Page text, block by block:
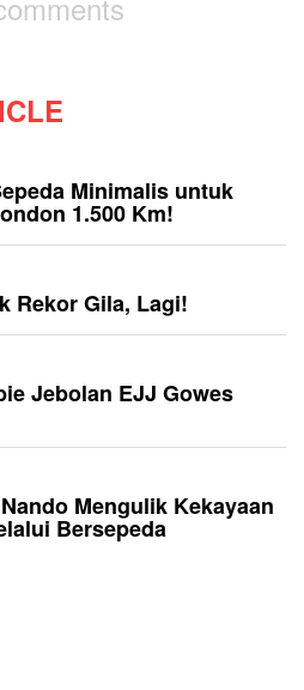
Minimalis untuk
1.500 Km!
Rekor Gila, Lagi!
Jebolan EJJ Gowes
Mengulik Kekayaan
Bersepeda